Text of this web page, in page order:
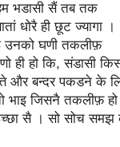
भडासी सैं तब तक
धोरै ही छूट ज्यागा ।
उनको घणी तकलीफ़
ही हो कि, संडासी
और बन्दर पकडने के
जिसनै तकलीफ़ हो
सै । सो सोच समझ